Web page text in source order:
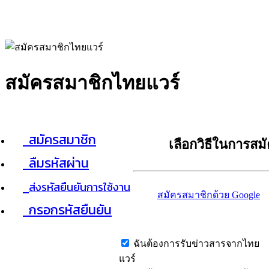
สมัครสมาชิกไทยแวร์
สมัครสมาชิก
ลืมรหัสผ่าน
ส่งรหัสยืนยันการใช้งาน
กรอกรหัสยืนยัน
เลือกวิธีในการส
สมัครสมาชิกด้วย Google
ฉันต้องการรับข่าวสารจากไทย
แวร์